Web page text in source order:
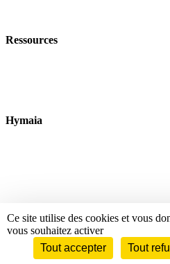
Ressources
Hymaia
© 2026 Hymaïa. Tous droits réservés.
Politique de confidentialitéMentions
Ce site utilise des cookies et vous
vous souhaitez activer
Tout accepter
Tout